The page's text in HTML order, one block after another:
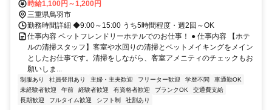
時給1,100円～1,200円
三重県鳥羽市
勤務時間詳細 ◆9:00～15:00 うち5時間程度・週2回～OK
仕事内容 ペットフレンドリーホテルでのお仕事！ ● 仕事内容 【ホテ
ルの清掃スタッフ】客室や水回りの清掃とベットメイキングをメイン
としたお仕事です。清掃をしながら、客室アメニティのチェックもお
願いしま...
制服あり 社員登用あり 主婦・主夫歓迎 フリーター歓迎 学歴不問
車通勤OK
未経験者歓迎
午前 経験者歓迎 有資格者歓迎 ブランクOK
交通費支給
長期歓迎
フルタイム歓迎 シフト制 社割あり